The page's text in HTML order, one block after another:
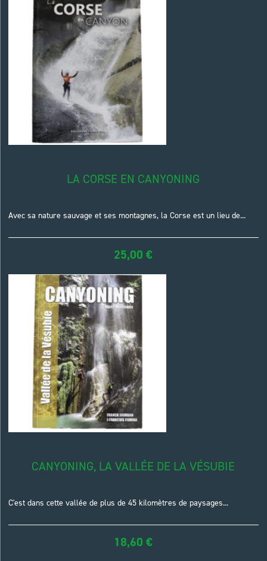
LA CORSE EN CANYONING
Avec sa nature sauvage et ses montagnes, la Corse est un lieu de...
25,00€
CANYONING, LA VALLÉE DE LA VÉSUBIE
C'est dans cette vallée de plus de 45 kilomètres de paysages...
18,60€